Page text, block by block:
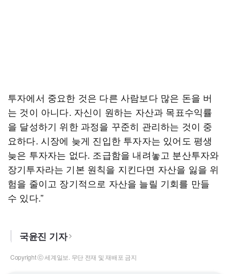
투자에서 중요한 것은 다른 사람보다 많은 돈을 버
는 것이 아니다. 자신이 원하는 자산과 목표수익률
을 달성하기 위한 과정을 꾸준히 관리하는 것이 중
요하다. 시장에 늦게 진입한 투자자는 있어도 평생
늦은 투자자는 없다. 조급함을 내려놓고 분산투자와
장기투자라는 기본 원칙을 지킨다면 자산을 잃을 위
험을 줄이고 장기적으로 자산을 늘릴 기회를 만들
수 있다.”
국윤진 기자
Copyright ⓒ 세계일보. 무단 전재 및 재배포 금지